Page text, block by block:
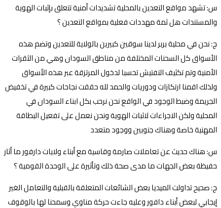
س: تشهد مواقع التعدين بالمحلية تشديدات أمنية تتعلق بإثبات الهوية
والمستندات هل ثمة مهددات فعلية بمواقع التعدين ؟
ج: نحن في محلية بربر لدينا سوقين كبيرين بالولاية للتعدين وتضم هذه
الأسواق كل السحنات المختلفة من مناطق السودان وهي من الثقرات
الأمنية وتم تكثيف التفتيش تحسبا لدخول المرتزقة عبر هذه الأسواق
ولذلك اقمنا ارتكازات ودوريات والحمد لله حققت نجاحات كبيرة في تخفيض
الجريمة وضبط الوجود في الواقع نحن نرحب بكل ابناء السودان في
المحلية ولكن الاجراءات لاثبات الهوية ونحن نعمل على تفعيل البطاقة
المهنية خاصة وهناك جنوبين ووجود متعدد
س: هناك حديث عن تعاملات صارمة وقاسية مع أبناء ولايات دارفور ما أثار
حفيظة بعض الجهات ما مدى صحة ذلك وتأثيرة على الوحدة القومية ؟
ج: صحيح تداولت الميديا بعض الشائعات المتعلقة بالقبلية والتعامل الغير
إيجابي لبعض أبناء دافور وعليه جاءت حركة مناوي وسمحنا لها بالوقوف